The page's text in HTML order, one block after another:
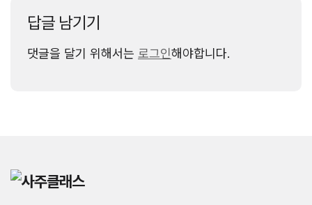
답글 남기기
댓글을 달기 위해서는 로그인해야합니다.